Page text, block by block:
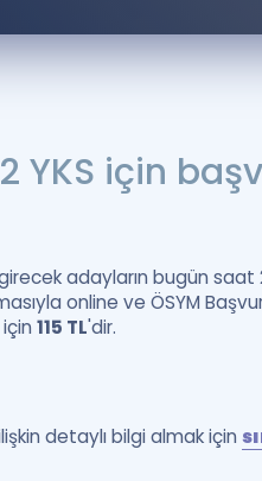
YKS için
adayların bugün
online ve ÖSYM
için115 TL'dir.
detaylı bilgi almak için